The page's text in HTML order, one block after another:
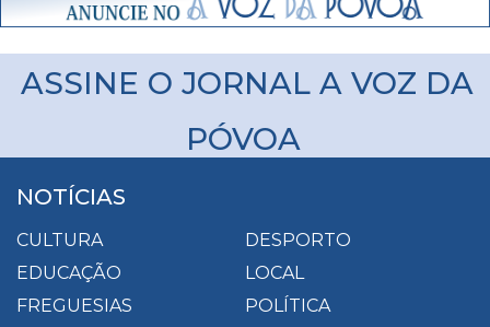
ASSINE O JORNAL A VOZ DA
PÓVOA
NOTÍCIAS
CULTURA
DESPORTO
EDUCAÇÃO
LOCAL
FREGUESIAS
POLÍTICA